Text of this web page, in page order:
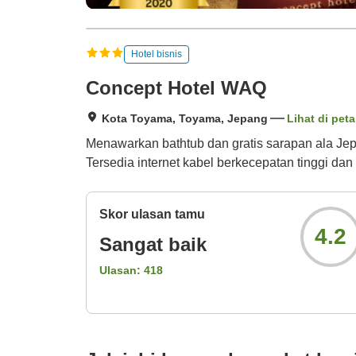
Hotel bisnis
Concept Hotel WAQ
Kota Toyama, Toyama, Jepang Lihat di peta
Menawarkan bathtub dan gratis sarapan ala
Tersedia internet kabel berkecepatan tinggi dan
Skor ulasan tamu
Sangat baik
Ulasan: 418
4.2